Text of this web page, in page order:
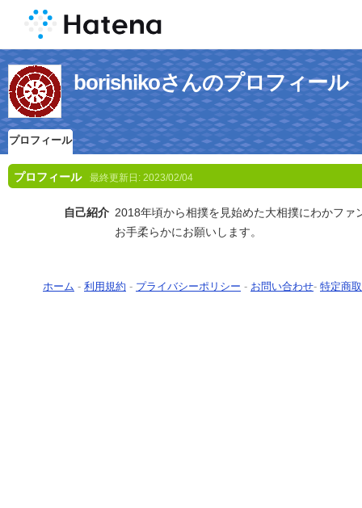
borishikoさんのプロフィール
プロフィール
プロフィール 最終更新日: 2023/02/04
自己紹介 2018年頃から相撲を見始めた大相撲にわかファ
お手柔らかにお願いします。
ホーム - 利用規約 - プライバシーポリシー - お問い合わせ- 特定商